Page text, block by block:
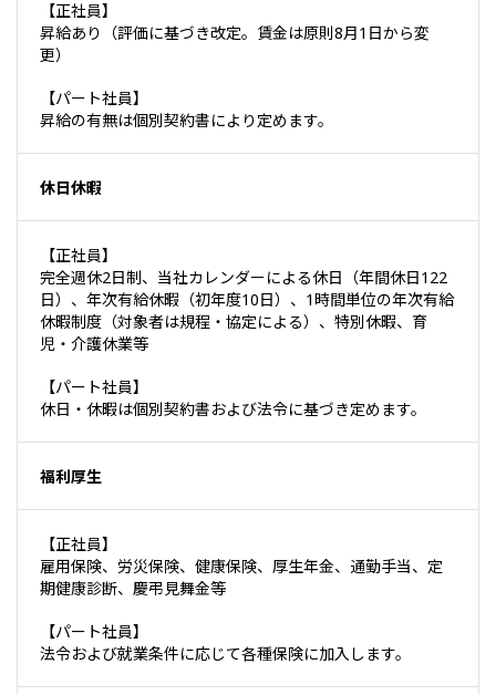
【正社員】
昇給あり（評価に基づき改定。賃金は原則8月1日から変
更）
【パート社員】
昇給の有無は個別契約書により定めます。
休日休暇
【正社員】
完全週休2日制、当社カレンダーによる休日（年間休日122
日）、年次有給休暇（初年度10日）、1時間単位の年次有給
休暇制度（対象者は規程・協定による）、特別休暇、育
児・介護休業等
【パート社員】
休日・休暇は個別契約書および法令に基づき定めます。
福利厚生
【正社員】
雇用保険、労災保険、健康保険、厚生年金、通勤手当、定
期健康診断、慶弔見舞金等
【パート社員】
法令および就業条件に応じて各種保険に加入します。